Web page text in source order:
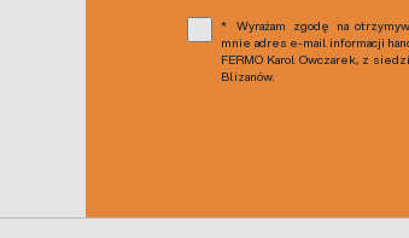
Wyrażam zgodę na
mnie adres e-mail informacji
FERMO Karol Owczarek, z
Blizanów.